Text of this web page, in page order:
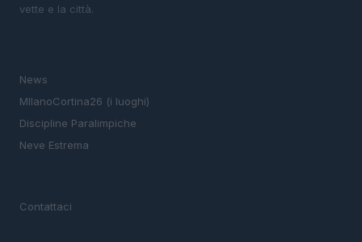
vette e la città.
News
MIlanoCortina26 (i luoghi)
Discipline Paralimpiche
Neve Estrema
Contattaci